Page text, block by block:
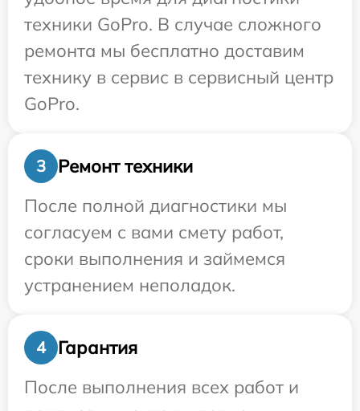
техники GoPro. В случае сложного
ремонта мы бесплатно доставим
технику в сервис в сервисный центр
GoPro.
3
Ремонт техники
После полной диагностики мы
согласуем с вами смету работ,
сроки выполнения и займемся
устранением неполадок.
4
Гарантия
После выполнения всех работ и